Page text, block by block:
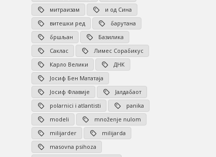
митраизам
и од Сина
витешки ред
барутана
бршљан
Базилика
Саклас
Лимес Сорабикус
Карло Велики
ДНК
Јосиф Бен Мататаја
Јосиф Флавије
Јалдабаот
polarnici i atlantisti
panika
modeli
množenje nulom
milijarder
milijarda
masovna psihoza